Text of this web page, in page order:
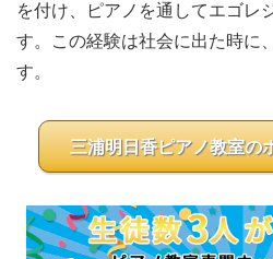
を付け、ピアノを通してエゴレ
す。この経験は社会に出た時に
す。
三浦明日香ピアノ教室の